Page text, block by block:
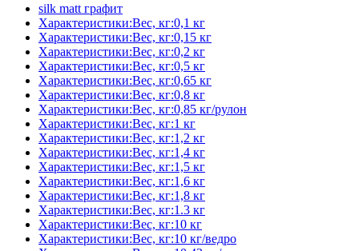
silk matt графит
Характеристики:Вес, кг:0,1 кг
Характеристики:Вес, кг:0,15 кг
Характеристики:Вес, кг:0,2 кг
Характеристики:Вес, кг:0,5 кг
Характеристики:Вес, кг:0,65 кг
Характеристики:Вес, кг:0,8 кг
Характеристики:Вес, кг:0,85 кг/рулон
Характеристики:Вес, кг:1 кг
Характеристики:Вес, кг:1,2 кг
Характеристики:Вес, кг:1,4 кг
Характеристики:Вес, кг:1,5 кг
Характеристики:Вес, кг:1,6 кг
Характеристики:Вес, кг:1,8 кг
Характеристики:Вес, кг:1.3 кг
Характеристики:Вес, кг:10 кг
Характеристики:Вес, кг:10 кг/ведро